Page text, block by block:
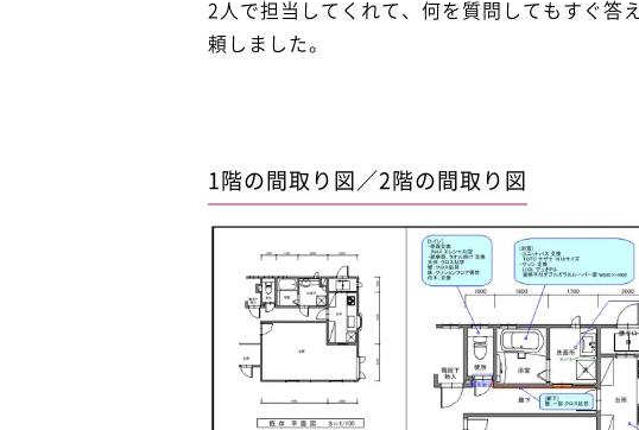
2人で担当してくれて、何を質問してもすぐ答
頼しました。
1階の間取り図／2階の間取り図